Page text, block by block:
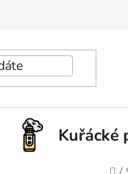
Kuřácké